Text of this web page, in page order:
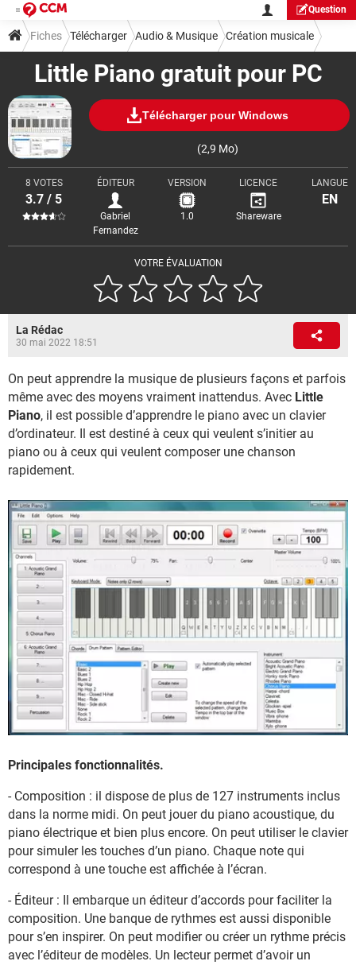
Question
Little Piano gratuit pour PC
Télécharger pour Windows
(2,9 Mo)
VOTRE ÉVALUATION
8 VOTES
3.7 / 5
ÉDITEUR
Gabriel
Fernandez
VERSION
1.0
LICENCE
Shareware
LANGUE
EN
Fiches Télécharger Audio & Musique Création musicale
La Rédac
30 mai 2022 18:51
On peut apprendre la musique de plusieurs façons et parfois
même avec des moyens vraiment inattendus. Avec Little
Piano, il est possible d’apprendre le piano avec un clavier
d’ordinateur. Il est destiné à ceux qui veulent s’initier au
piano ou à ceux qui veulent composer une chanson
rapidement.
Principales fonctionnalités.
- Composition : il dispose de plus de 127 instruments inclus
dans la norme midi. On peut jouer du piano acoustique, du
piano électrique et bien plus encore. On peut utiliser le clavier
pour simuler les touches d’un piano. Chaque note qui
correspond à une touche est affichée à l’écran.
- Éditeur : Il embarque un éditeur d’accords pour faciliter la
composition. Une banque de rythmes est aussi disponible
pour s’en inspirer. On peut modifier ou créer un rythme précis
avec l’éditeur de modèles. Un lecteur permet d’avoir un